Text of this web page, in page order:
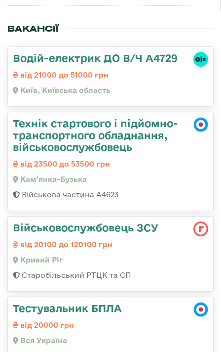
ВАКАНСІЇ
Водій-електрик ДО В/Ч А4729
від 21000 до 51000 грн
Київ, Київська область
Технік стартового і підйомно-
транспортного обладнання,
військовослужбовець
від 23500 до 53500 грн
Кам'янка-Бузька
Військова частина А4623
Військовослужбовець ЗСУ
від 20100 до 120100 грн
Кривий Ріг
Старобільський РТЦК та СП
Тестувальник БПЛА
від 20000 грн
Вся Україна